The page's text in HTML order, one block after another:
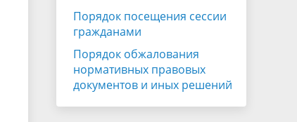
Порядок посещения сессии
гражданами
Порядок обжалования
нормативных правовых
документов и иных решений